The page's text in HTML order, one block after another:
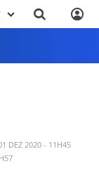
DEZ 2020 - 11H45